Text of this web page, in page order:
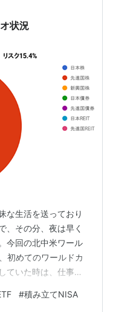
ガスで強風だったの
れていた山頂までの
状況
な生活を送っており
、その分、夜は早く
今回の北中米ワール
初めてのワールドカ
ていた時は、仕事の
はそのような制約
#積み立てNISA